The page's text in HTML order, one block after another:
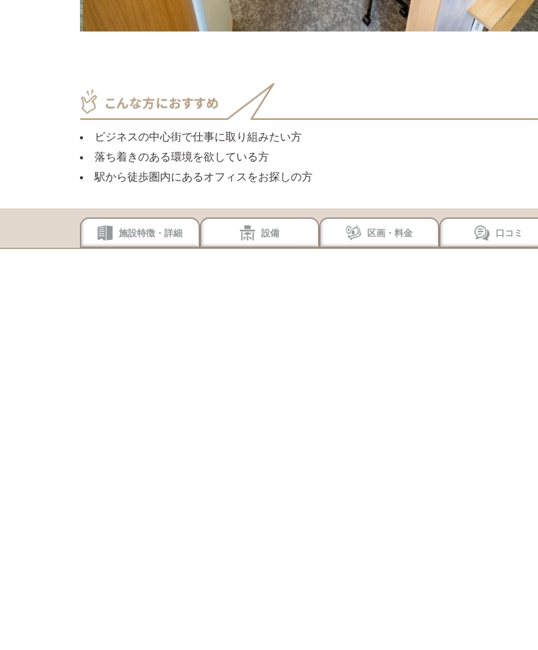
ビジネスの中心街で仕事に取り組みたい方
落ち着きのある環境を欲している方
駅から徒歩圏内にあるオフィスをお探しの方
施設特徴・詳細 設備 区画・料金 口コミ